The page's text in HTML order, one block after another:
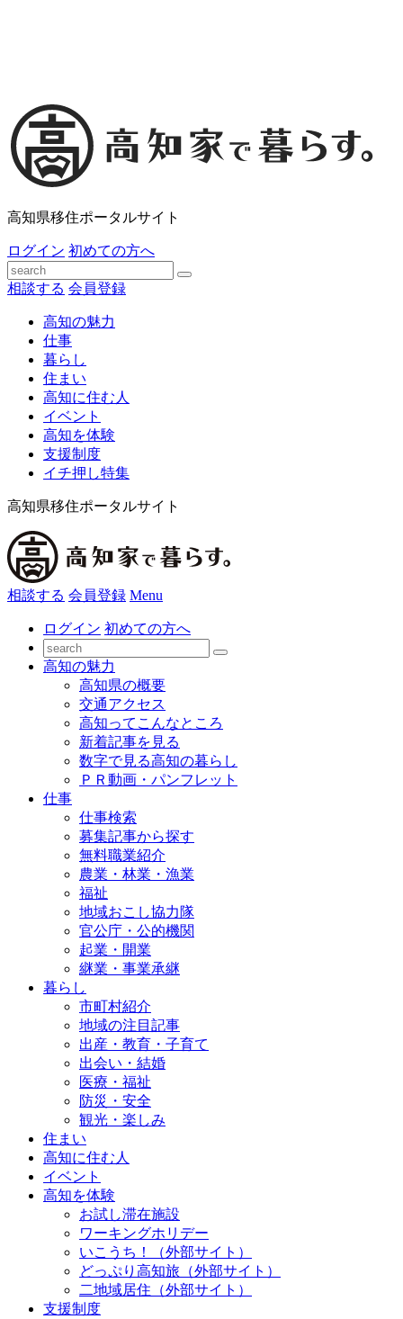
高知県移住ポータルサイト
ログイン 初めての方へ
相談する 会員登録
高知の魅力
仕事
暮らし
住まい
高知に住む人
イベント
高知を体験
支援制度
イチ押し特集
高知県移住ポータルサイト
相談する 会員登録 Menu
ログイン 初めての方へ
高知の魅力
高知県の概要
交通アクセス
高知ってこんなところ
新着記事を見る
数字で見る高知の暮らし
ＰＲ動画・パンフレット
仕事
仕事検索
募集記事から探す
無料職業紹介
農業・林業・漁業
福祉
地域おこし協力隊
官公庁・公的機関
起業・開業
継業・事業承継
暮らし
市町村紹介
地域の注目記事
出産・教育・子育て
出会い・結婚
医療・福祉
防災・安全
観光・楽しみ
住まい
高知に住む人
イベント
高知を体験
お試し滞在施設
ワーキングホリデー
いこうち！（外部サイト）
どっぷり高知旅（外部サイト）
二地域居住（外部サイト）
支援制度